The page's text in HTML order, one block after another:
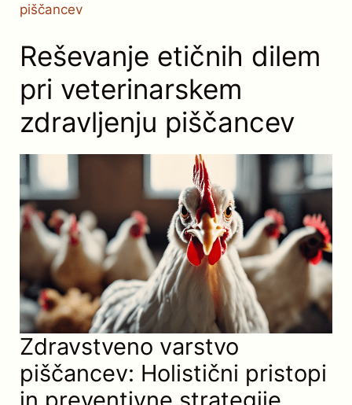
piščancev
Reševanje etičnih dilem
pri veterinarskem
zdravljenju piščancev
Zdravstveno varstvo
piščancev: Holistični pristopi